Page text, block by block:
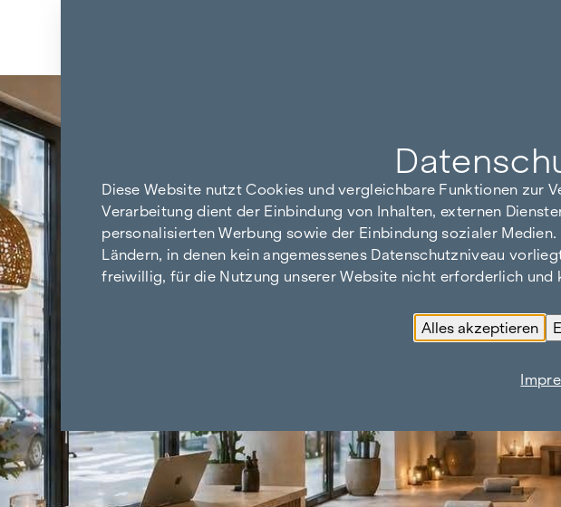
Zurück zu den Ergebnissen
Diese Website nutzt Cookies und vergleichbare Funktionen zur
Verarbeitung dient der Einbindung von Inhalten, externen
personalisierten Werbung sowie der Einbindung sozialer
Ländern, in denen kein angemessenes Datenschutzniveau
freiwillig, für die Nutzung unserer Website nicht erforderlich
Alles akzeptieren